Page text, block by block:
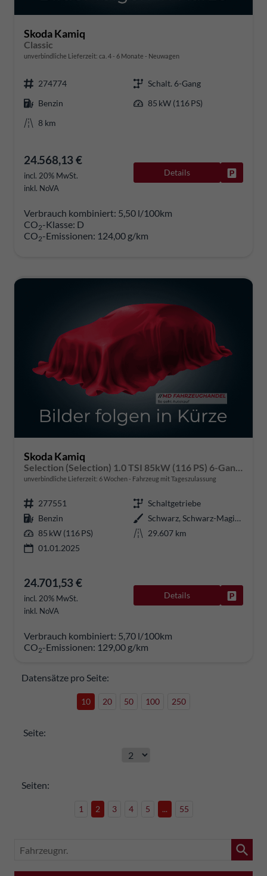
Skoda Kamiq
Classic
unverbindliche Lieferzeit: ca. 4 - 6 Monate Neuwagen
274774
Schalt. 6-Gang
Benzin
85 kW (116 PS)
8 km
24.568,13 €
incl. 20% MwSt.
inkl. NoVA
Details
Verbrauch kombiniert: 5,50 l/100km
CO2-Klasse: D
CO2-Emissionen: 124,00 g/km
Skoda Kamiq
unverbindliche Lieferzeit: 6 Wochen Fahrzeug mit Tageszulassung
277551
Schaltgetriebe
Benzin
Schwarz, Schwarz-Magic Perleffekt (1Z)
85 kW (116 PS)
29.607 km
01.01.2025
24.701,53 €
incl. 20% MwSt.
inkl. NoVA
Details
Verbrauch kombiniert: 5,70 l/100km
CO2-Emissionen: 129,00 g/km
Datensätze pro Seite:
10 20 50 100 250
Seite:
Seiten:
1 2 3 4 5 ... 55
Fahrzeugnr.